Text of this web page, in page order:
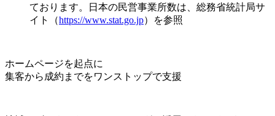
ております。日本の民営事業所数は、総務省統計局サ
イト（https://www.stat.go.jp）を参照
ホームページを起点に
集客から成約までをワンストップで支援